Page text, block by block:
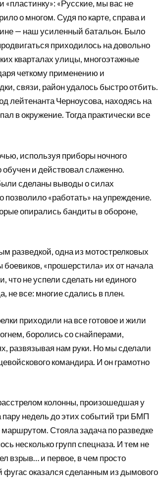
«Русские, мы вас не
о многом. Судя по карте, справа и
— наш усиленный батальон. Было
приходилось на довольно
кварталах улицы, многоэтажные
четкому применению и
связи, район удалось быстро отбить.
лейтенанта Черноусова, находясь на
в окружение. Тогда практически все
используя приборы ночного
и действовал слаженно.
сделаны выводы о силах
позволило «работать» на упреждение.
опирались бандиты в обороне,
разведкой, одна из мотострелковых
«прошерстила» их от начала
что не успели сделать ни единого
не все: многие сдались в плен.
приходили на все готовое и жили
боролись со снайперами,
развязывая нам руки. Но мы сделали
командира. И он грамотно
колонны, произошедшая у
недель до этих событий три БМП
Стояла задача по разведке
несколько групп спецназа. И тем не
взрыв… и первое, в чем просто
оказался сделанным из дымового